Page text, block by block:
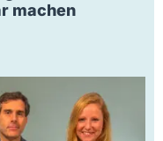
machen